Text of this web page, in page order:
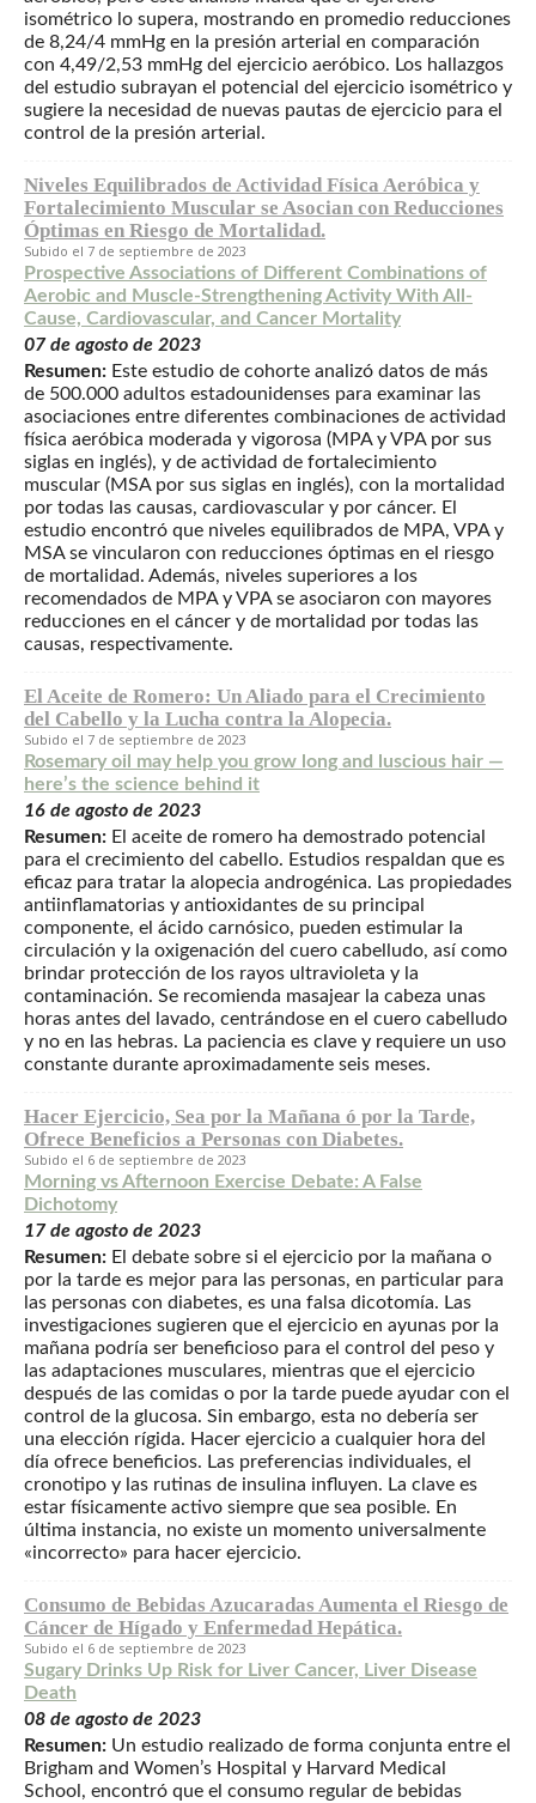
isométrico lo supera, mostrando en promedio reducciones
de 8,24/4 mmHg en la presión arterial en comparación
con 4,49/2,53 mmHg del ejercicio aeróbico. Los hallazgos
del estudio subrayan el potencial del ejercicio isométrico y
sugiere la necesidad de nuevas pautas de ejercicio para el
control de la presión arterial.
Niveles Equilibrados de Actividad Física Aeróbica y
Fortalecimiento Muscular se Asocian con Reducciones
Óptimas en Riesgo de Mortalidad.
7 de septiembre de 2023
Prospective Associations of Different Combinations of
Aerobic and Muscle-Strengthening Activity With All-
Cause, Cardiovascular, and Cancer Mortality
07 de agosto de 2023
Resumen: Este estudio de cohorte analizó datos de más
de 500.000 adultos estadounidenses para examinar las
asociaciones entre diferentes combinaciones de actividad
física aeróbica moderada y vigorosa (MPA y VPA por sus
siglas en inglés), y de actividad de fortalecimiento
muscular (MSA por sus siglas en inglés), con la mortalidad
por todas las causas, cardiovascular y por cáncer. El
estudio encontró que niveles equilibrados de MPA, VPA y
MSA se vincularon con reducciones óptimas en el riesgo
de mortalidad. Además, niveles superiores a los
recomendados de MPA y VPA se asociaron con mayores
reducciones en el cáncer y de mortalidad por todas las
causas, respectivamente.
El Aceite de Romero: Un Aliado para el Crecimiento
del Cabello y la Lucha contra la Alopecia.
7 de septiembre de 2023
Rosemary oil may help you grow long and luscious hair —
here’s the science behind it
16 de agosto de 2023
Resumen: El aceite de romero ha demostrado potencial
para el crecimiento del cabello. Estudios respaldan que es
eficaz para tratar la alopecia androgénica. Las propiedades
antiinflamatorias y antioxidantes de su principal
componente, el ácido carnósico, pueden estimular la
circulación y la oxigenación del cuero cabelludo, así como
brindar protección de los rayos ultravioleta y la
contaminación. Se recomienda masajear la cabeza unas
horas antes del lavado, centrándose en el cuero cabelludo
y no en las hebras. La paciencia es clave y requiere un uso
constante durante aproximadamente seis meses.
Hacer Ejercicio, Sea por la Mañana ó por la Tarde,
Ofrece Beneficios a Personas con Diabetes.
6 de septiembre de 2023
Morning vs Afternoon Exercise Debate: A False
Dichotomy
17 de agosto de 2023
Resumen: El debate sobre si el ejercicio por la mañana o
por la tarde es mejor para las personas, en particular para
las personas con diabetes, es una falsa dicotomía. Las
investigaciones sugieren que el ejercicio en ayunas por la
mañana podría ser beneficioso para el control del peso y
las adaptaciones musculares, mientras que el ejercicio
después de las comidas o por la tarde puede ayudar con el
control de la glucosa. Sin embargo, esta no debería ser
una elección rígida. Hacer ejercicio a cualquier hora del
día ofrece beneficios. Las preferencias individuales, el
cronotipo y las rutinas de insulina influyen. La clave es
estar físicamente activo siempre que sea posible. En
última instancia, no existe un momento universalmente
«incorrecto» para hacer ejercicio.
Consumo de Bebidas Azucaradas Aumenta el Riesgo de
Cáncer de Hígado y Enfermedad Hepática.
6 de septiembre de 2023
Sugary Drinks Up Risk for Liver Cancer, Liver Disease
Death
08 de agosto de 2023
Resumen: Un estudio realizado de forma conjunta entre el
Brigham and Women’s Hospital y Harvard Medical
School, encontró que el consumo regular de bebidas